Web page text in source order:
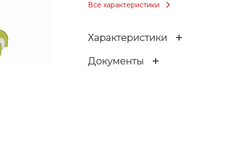
Все характеристики
Характеристики
Документы